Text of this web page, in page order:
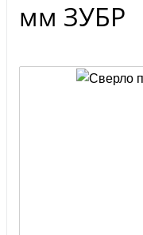
мм ЗУБР